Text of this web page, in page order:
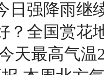
日强降雨继
？全国赏花
天最高气